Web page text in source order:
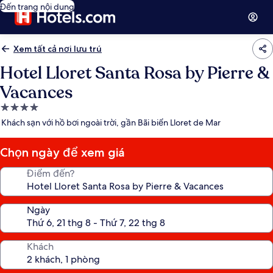
Đến trang nội dung
Xem tất cả nơi lưu trú
Hotel Lloret Santa Rosa by Pierre &
Vacances
Nơi
lưu
4.0
sao
Khách sạn với hồ bơi ngoài trời, gần Bãi biển Lloret de Mar
Chọn ngày để xem giá
Điểm đến?
Ngày
Khách